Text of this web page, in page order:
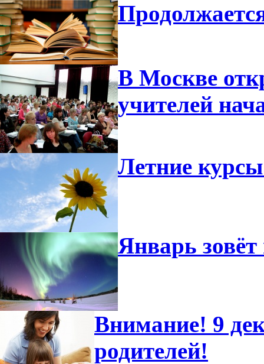
В Москве
учителей
Летние
Январь зовёт
Внимание! 9
родителей!